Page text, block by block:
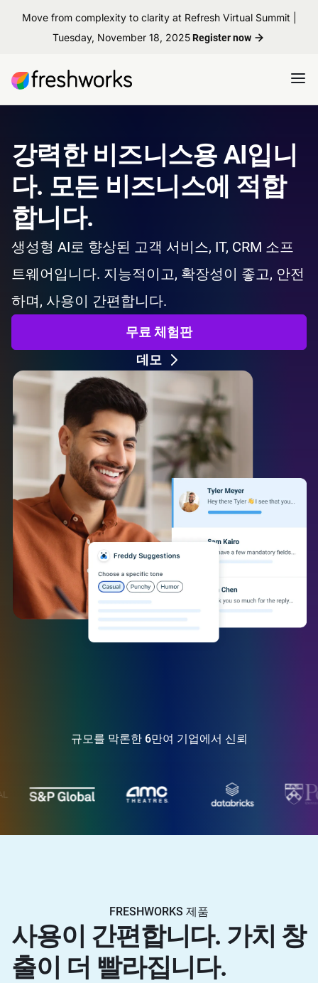
Move from complexity to clarity at Refresh Virtual Summit |
Tuesday, November 18, 2025Register now
강력한 비즈니스용 AI입니
다. 모든 비즈니스에 적합
합니다.
생성형 AI로 향상된 고객 서비스, IT, CRM 소프
트웨어입니다. 지능적이고, 확장성이 좋고, 안전
하며, 사용이 간편합니다.
무료 체험판
데모
규모를 막론한 6만여 기업에서 신뢰
FRESHWORKS 제품
사용이 간편합니다. 가치 창
출이 더 빨라집니다.